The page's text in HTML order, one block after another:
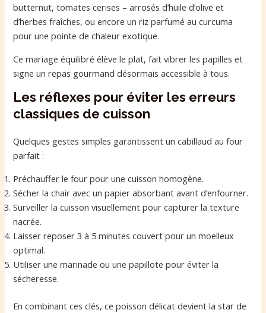
butternut, tomates cerises – arrosés d’huile d’olive et
d’herbes fraîches, ou encore un riz parfumé au curcuma
pour une pointe de chaleur exotique.
Ce mariage équilibré élève le plat, fait vibrer les papilles et
signe un repas gourmand désormais accessible à tous.
Les réflexes pour éviter les erreurs
classiques de cuisson
Quelques gestes simples garantissent un cabillaud au four
parfait :
Préchauffer le four pour une cuisson homogène.
Sécher la chair avec un papier absorbant avant d’enfourner.
Surveiller la cuisson visuellement pour capturer la texture
nacrée.
Laisser reposer 3 à 5 minutes couvert pour un moelleux
optimal.
Utiliser une marinade ou une papillote pour éviter la
sécheresse.
En combinant ces clés, ce poisson délicat devient la star de